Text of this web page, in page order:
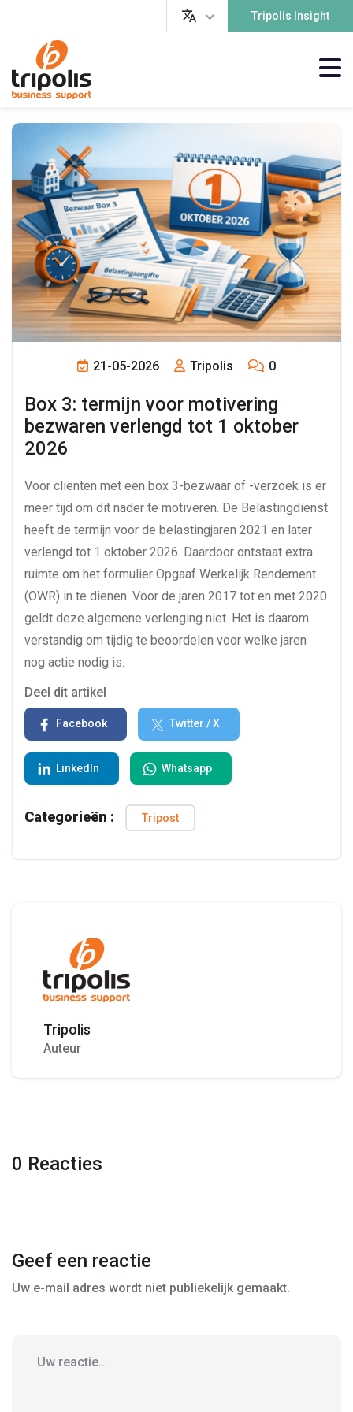
Tripolis Insight
21-05-2026 Tripolis 0
Box 3: termijn voor motivering
bezwaren verlengd tot 1 oktober
2026
Voor cliënten met een box 3-bezwaar of -verzoek is er
meer tijd om dit nader te motiveren. De Belastingdienst
heeft de termijn voor de belastingjaren 2021 en later
verlengd tot 1 oktober 2026. Daardoor ontstaat extra
ruimte om het formulier Opgaaf Werkelijk Rendement
(OWR) in te dienen. Voor de jaren 2017 tot en met 2020
geldt deze algemene verlenging niet. Het is daarom
verstandig om tijdig te beoordelen voor welke jaren
nog actie nodig is.
Deel dit artikel
Facebook Twitter / X
LinkedIn Whatsapp
Categorieën : Tripost
Tripolis
Auteur
0 Reacties
Geef een reactie
Uw e-mail adres wordt niet publiekelijk gemaakt.